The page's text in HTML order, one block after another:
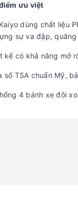
ưu việt
dùng chất liệu
sự va đập,
kế có khả năng mở
số TSA chuẩn Mỹ,
4 bánh xe đôi